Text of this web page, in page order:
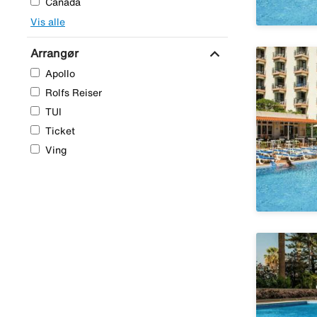
Canada
Vis alle
Arrangør expand_more
Apollo
Rolfs Reiser
TUI
Ticket
Ving